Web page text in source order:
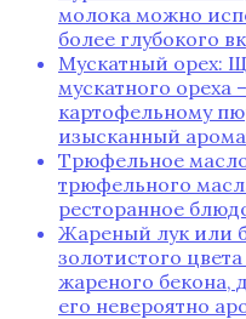
молока можно
более глубокого
Мускатный орех:
мускатного ореха
картофельному
изысканный
Трюфельное
трюфельного
ресторанное
Жареный лук или
золотистого
жареного бекона‚
его невероятно